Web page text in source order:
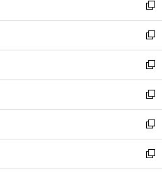
く
で
開
く
ド
ウ
で
開
く
ィ
ン
ド
ウ
で
開
く
い
ウ
ィ
ン
ド
ウ
で
開
く
新
し
い
ウ
ィ
ン
ド
ウ
で
開
く
新
し
い
ウ
ィ
ン
ド
ウ
で
開
新
し
い
ウ
ィ
ン
ド
ウ
新
し
い
ウ
ィ
ン
新
し
い
ウ
新
し